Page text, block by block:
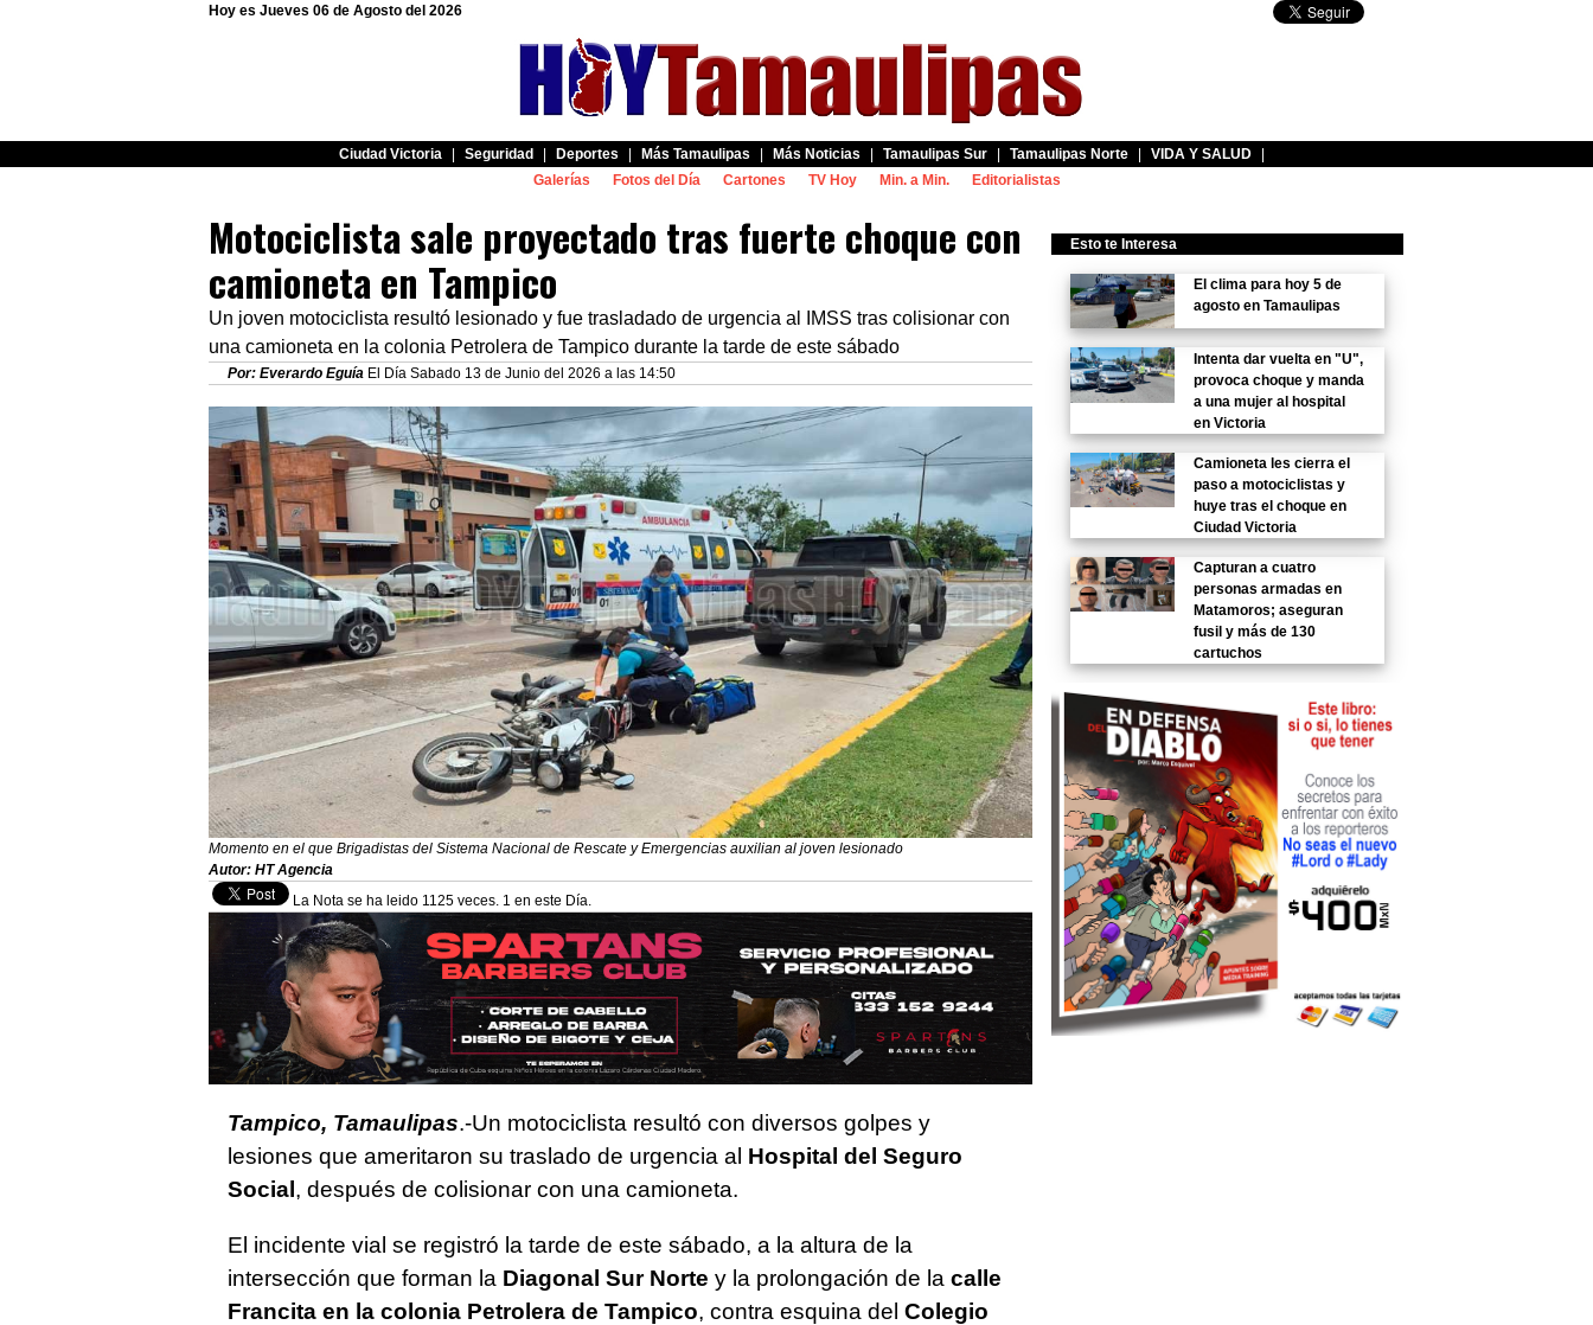
Hoy es Jueves 06 de Agosto del 2026
Ciudad Victoria Seguridad Deportes Más Tamaulipas Más Noticias Tamaulipas Sur Tamaulipas Norte VIDA Y SALUD
Galerías
Fotos del Día Cartones TV Hoy Min. a Min. Editorialistas
Motociclista sale proyectado tras fuerte choque con
camioneta en Tampico
Un joven motociclista resultó lesionado y fue trasladado de urgencia al IMSS tras colisionar con
una camioneta en la colonia Petrolera de Tampico durante la tarde de este sábado
Por: Everardo Eguía El Día Sabado 13 de Junio del 2026 a las 14:50
Momento en el que Brigadistas del Sistema Nacional de Rescate y Emergencias auxilian al joven lesionado
Autor: HT Agencia
La Nota se ha leido 1125 veces. 1 en este Día.
Tampico, Tamaulipas.-Un motociclista resultó con diversos golpes y
lesiones que ameritaron su traslado de urgencia al Hospital del Seguro
Social, después de colisionar con una camioneta.
El incidente vial se registró la tarde de este sábado, a la altura de la
intersección que forman la Diagonal Sur Norte y la prolongación de la calle
Francita en la colonia Petrolera de Tampico, contra esquina del Colegio
Esto te Interesa
El clima para hoy 5 de
agosto en Tamaulipas
Intenta dar vuelta en "U",
provoca choque y manda
a una mujer al hospital
en Victoria
Camioneta les cierra el
paso a motociclistas y
huye tras el choque en
Ciudad Victoria
Capturan a cuatro
personas armadas en
Matamoros; aseguran
fusil y más de 130
cartuchos